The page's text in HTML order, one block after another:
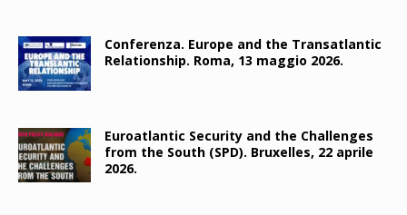
Conferenza. Europe and the Transatlantic
Relationship. Roma, 13 maggio 2026.
Euroatlantic Security and the Challenges
from the South (SPD). Bruxelles, 22 aprile
2026.